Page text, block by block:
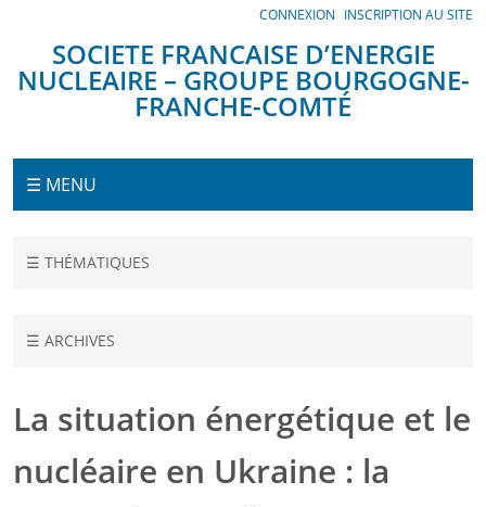
CONNEXION INSCRIPTION AU SITE
SOCIETE FRANCAISE D’ENERGIE
NUCLEAIRE – GROUPE BOURGOGNE-
FRANCHE-COMTÉ
Menu
☰ MENU
et le
nucléaire
en Ukraine :
la guerre à
☰ THÉMATIQUES
☰ ARCHIVES
La situation énergétique et le
nucléaire en Ukraine : la
Panneau de gestion des cookies